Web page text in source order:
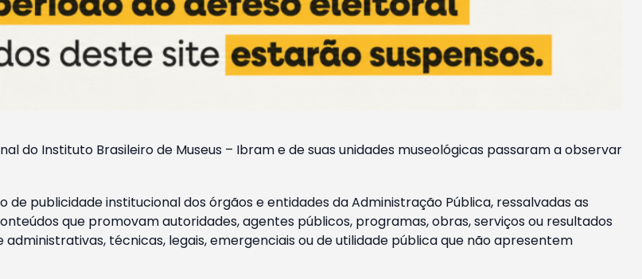
do Instituto Brasileiro de Museus – Ibram e de suas unidades museológicas passaram a observar
publicidade institucional dos órgãos e entidades da Administração Pública, ressalvadas as
que promovam autoridades, agentes públicos, programas, obras, serviços ou resultados
técnicas, legais, emergenciais ou de utilidade pública que não apresentem